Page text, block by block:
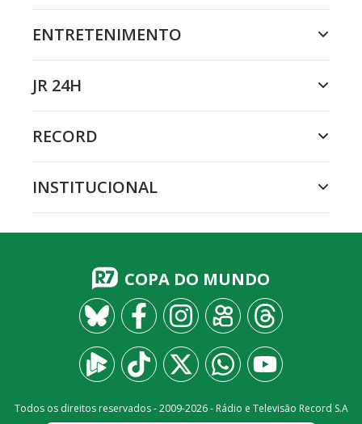
ENTRETENIMENTO
JR 24H
RECORD
INSTITUCIONAL
COPA DO MUNDO
Todos os direitos reservados - 2009-2026- Rádio e Televisão Record S.A